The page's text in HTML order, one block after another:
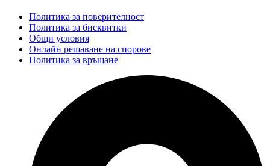
Политика за поверителност
Политика за бисквитки
Общи условия
Онлайн решаване на спорове
Политика за връщане